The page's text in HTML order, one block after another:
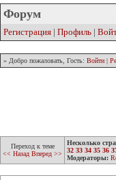
Форум
Регистрация | Профиль |
» Добро пожаловать, Гость: Войти |
Переход к теме
<< Назад Вперед >>
Несколько
32 33 34 35 36
Модераторы: